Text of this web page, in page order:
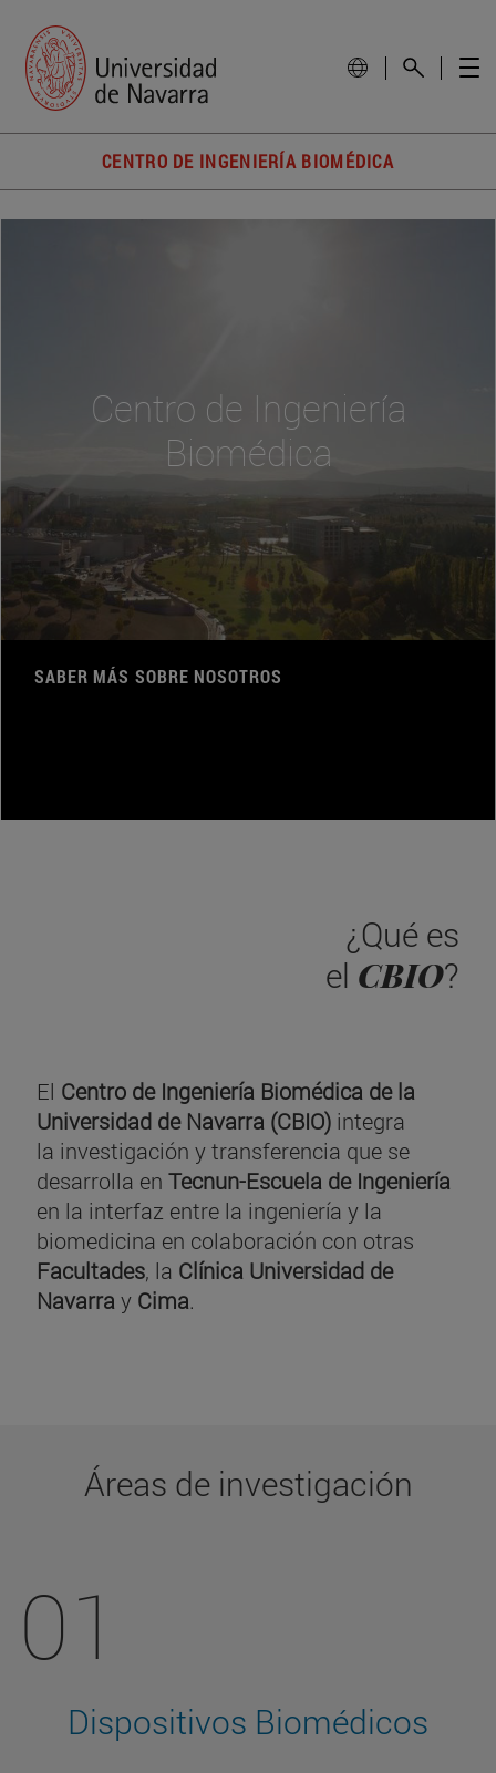
CENTRO DE INGENIERÍA BIOMÉDICA
Centro de Ingeniería
Biomédica
SABER MÁS SOBRE NOSOTROS
¿Qué es
el CBIO?
El Centro de Ingeniería Biomédica de la
Universidad de Navarra (CBIO) integra
la investigación y transferencia que se
desarrolla en Tecnun-Escuela de Ingeniería
en la interfaz entre la ingeniería y la
biomedicina en colaboración con otras
Facultades, la Clínica Universidad de
Navarra y Cima.
Áreas de investigación
01
Dispositivos Biomédicos